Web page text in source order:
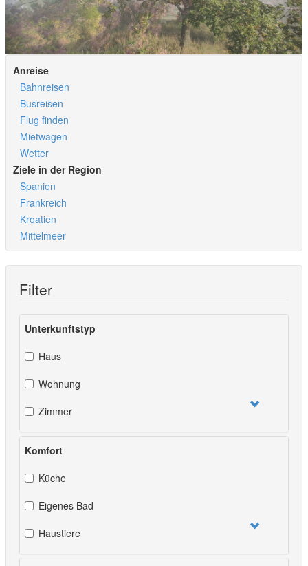
Anreise
Bahnreisen
Busreisen
Flug finden
Mietwagen
Wetter
Ziele in der Region
Spanien
Frankreich
Kroatien
Mittelmeer
Filter
Unterkunftstyp
Haus
Wohnung
Zimmer
Komfort
Küche
Eigenes Bad
Haustiere